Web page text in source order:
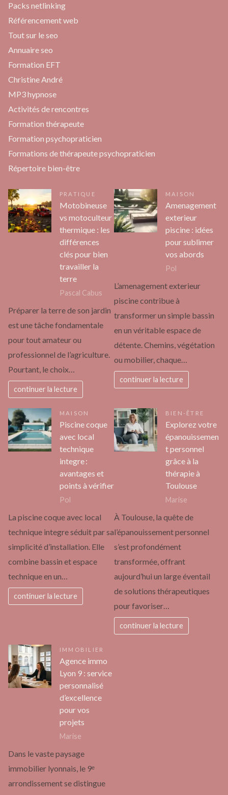
Packs netlinking
Référencement web
Tout sur le seo
Annuaire seo
Formation EFT
Christine André
MP3 hypnose
Activités de rencontres
Formation thérapeute
Formation psychopraticien
Formations de thérapeute psychopraticien
Répertoire bien-être
PRATIQUE
Motobineuse
vs motoculteur
thermique : les
différences
clés pour bien
travailler la
terre
Pascal Cabus
Préparer la terre de son jardin
est une tâche fondamentale
pour tout amateur ou
professionnel de l’agriculture.
Pourtant, le choix…
continuer la lecture
MAISON
Amenagement
exterieur
piscine : idées
pour sublimer
vos abords
Pol
L’amenagement exterieur
piscine contribue à
transformer un simple bassin
en un véritable espace de
détente. Chemins, végétation
ou mobilier, chaque…
continuer la lecture
MAISON
Piscine coque
avec local
technique
integre :
avantages et
points à vérifier
Pol
La piscine coque avec local
technique integre séduit par sa
simplicité d’installation. Elle
combine bassin et espace
technique en un…
continuer la lecture
BIEN-ÊTRE
Explorez votre
épanouissemen
t personnel
grâce à la
thérapie à
Toulouse
Marise
À Toulouse, la quête de
l’épanouissement personnel
s’est profondément
transformée, offrant
aujourd’hui un large éventail
de solutions thérapeutiques
pour favoriser…
continuer la lecture
IMMOBILIER
Agence immo
Lyon 9 : service
personnalisé
d’excellence
pour vos
projets
Marise
Dans le vaste paysage
immobilier lyonnais, le 9ᵉ
arrondissement se distingue